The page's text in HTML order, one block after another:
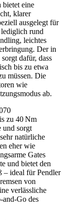
eine
klarer
ausgelegt für
rund
leichtes
Der in
dafür, dass
bis zu etwa
müssen. Die
wie
ab.
zu 40 Nm
und sorgt
natürliche
eher wie
Gates
und bietet den
– ideal für Pendler
von
verlässliche
des